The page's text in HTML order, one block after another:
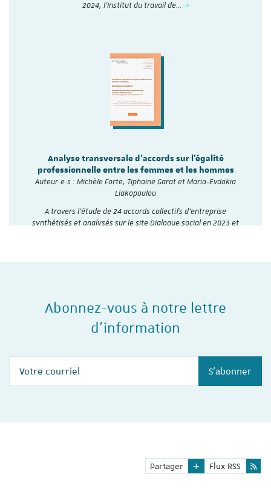
2024, l'Institut du travail de…
Analyse transversale d'accords sur l'égalité
professionnelle entre les femmes et les hommes
Auteur·e·s : Michèle Forte, Tiphaine Garat et Maria-Evdokia
Liakopoulou
A travers l’étude de 24 accords collectifs d’entreprise
synthétisés et analysés sur le site Dialogue social en 2023 et
Abonnez-vous à notre lettre
d'information
S'abonner
Partager Flux RSS